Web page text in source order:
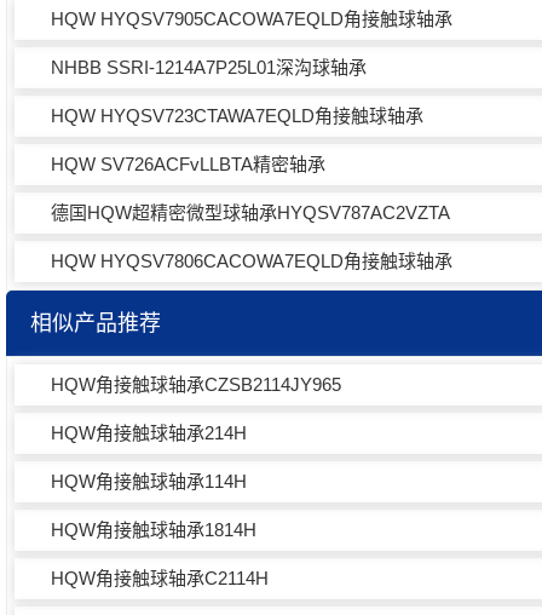
HQW HYQSV7905CACOWA7EQLD角接触球轴承
NHBB SSRI-1214A7P25L01深沟球轴承
HQW HYQSV723CTAWA7EQLD角接触球轴承
HQW SV726ACFvLLBTA精密轴承
德国HQW超精密微型球轴承HYQSV787AC2VZTA
HQW HYQSV7806CACOWA7EQLD角接触球轴承
相似产品推荐
HQW角接触球轴承CZSB2114JY965
HQW角接触球轴承214H
HQW角接触球轴承114H
HQW角接触球轴承1814H
HQW角接触球轴承C2114H